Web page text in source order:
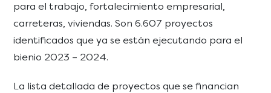
para el trabajo, fortalecimiento empresarial,
carreteras, viviendas. Son 6.607 proyectos
identificados que ya se están ejecutando para el
bienio 2023 – 2024.
La lista detallada de proyectos que se financian